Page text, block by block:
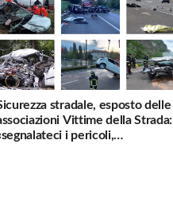
stradale, esposto delle
Vittime della Strada:
i pericoli,